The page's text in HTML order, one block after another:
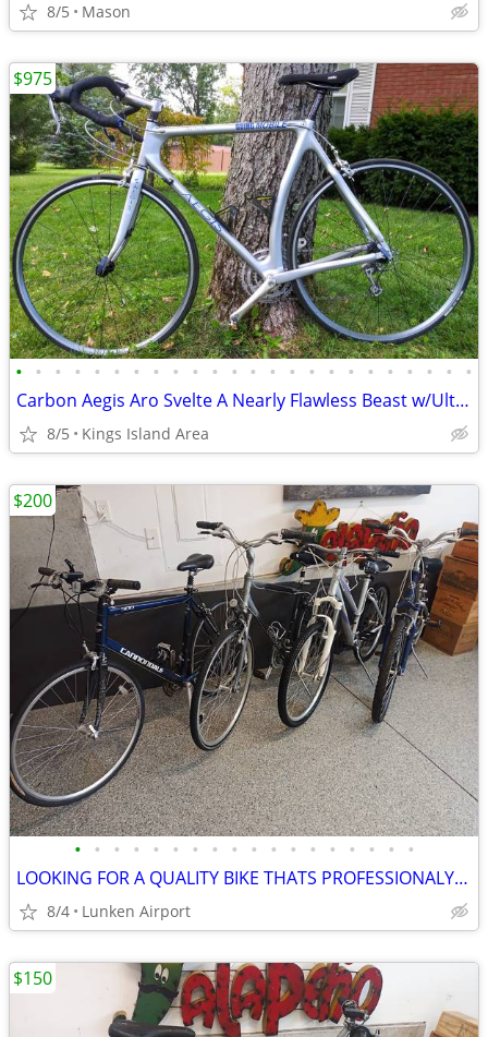
8/5 Mason
• • • • • • • • • • • • • • • • • • • • • • • •
Carbon Aegis Aro Svelte A Nearly Flawless Beast w/Ultegra Groupset
8/5 Kings Island Area
$975
• • • • • • • • • • • • • • • • • •
LOOKING FOR A QUALITY BIKE THATS PROFESSIONALY TUNED AND WARANTEED
8/4 Lunken Airport
$200
$150